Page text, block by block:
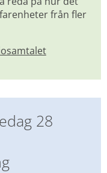
från fler
28